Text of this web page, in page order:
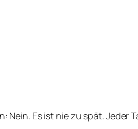
Nein. Es ist nie zu spät.